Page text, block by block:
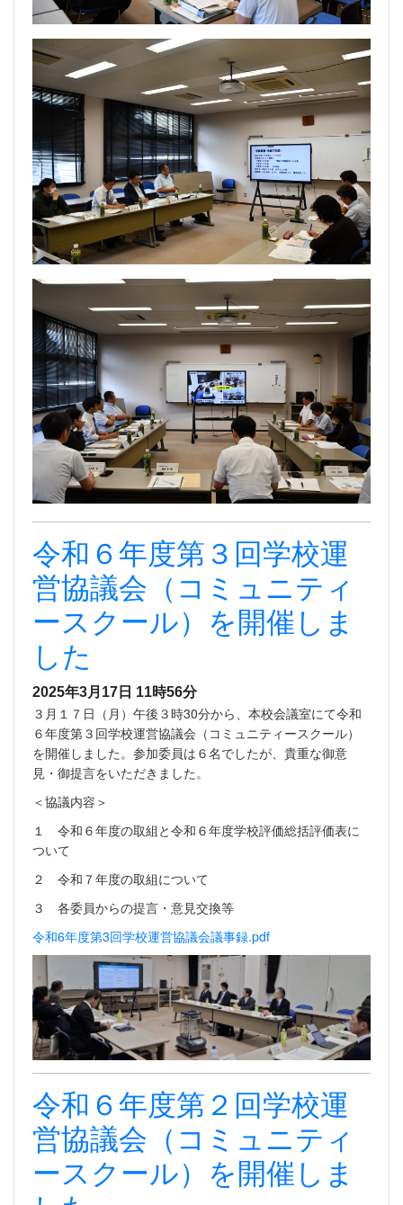
令和６年度第３回学校運
営協議会（コミュニティ
ースクール）を開催しま
した
2025年3月17日 11時56分
３月１７日（月）午後３時30分から、本校会議室にて令和
６年度第３回学校運営協議会（コミュニティースクール）
を開催しました。参加委員は６名でしたが、貴重な御意
見・御提言をいただきました。
＜協議内容＞
１ 令和６年度の取組と令和６年度学校評価総括評価表に
ついて
２ 令和７年度の取組について
３ 各委員からの提言・意見交換等
令和6年度第3回学校運営協議会議事録.pdf
令和６年度第２回学校運
営協議会（コミュニティ
ースクール）を開催しま